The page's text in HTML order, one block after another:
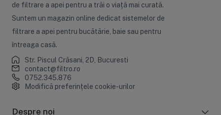
de filtrare a apei pentru a trăi o viață mai curată.
Suntem un magazin online dedicat sistemelor de
filtrare a apei pentru bucătărie, baie sau pentru
întreaga casă.
Str. Piscul Crăsani, 2D, Bucuresti
contact@filtro.ro
0752.345.876
Modifică preferințele cookie-urilor
Despre noi